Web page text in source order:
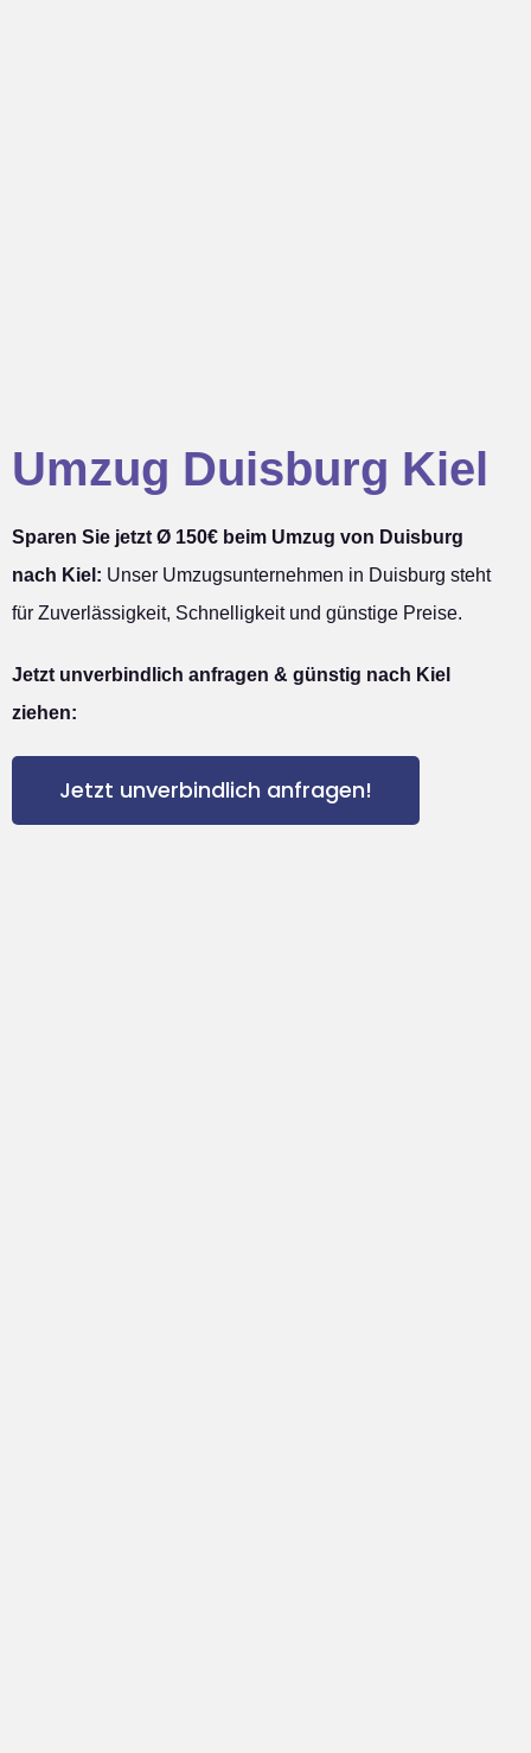
Umzug Duisburg Kiel
Sparen Sie jetzt Ø 150€ beim Umzug von Duisburg
nach Kiel: Unser Umzugsunternehmen in Duisburg steht
für Zuverlässigkeit, Schnelligkeit und günstige Preise.
Jetzt unverbindlich anfragen & günstig nach Kiel
ziehen:
Jetzt unverbindlich anfragen!